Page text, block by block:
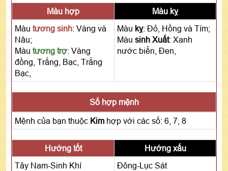
Màu hợp
Màu kỵ
Màu tương sinh: Vàng và
Nâu;
Màu tương trợ: Vàng
đồng, Trắng, Bạc, Trắng
Bạc,
Màu kỵ: Đỏ, Hồng và Tím;
Màu sinh Xuất: Xanh
nước biển, Đen,
Số hợp mệnh
Mệnh của bạn thuộc Kim hợp với các số: 6, 7, 8
Hướng tốt
Hướng xấu
Tây Nam-Sinh Khí
Đông-Lục Sát